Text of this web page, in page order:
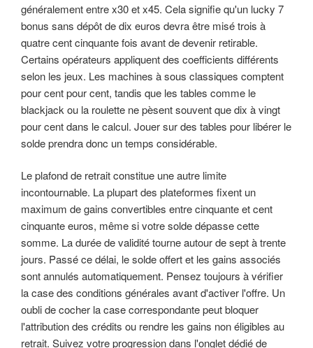
généralement entre x30 et x45. Cela signifie qu'un lucky 7
bonus sans dépôt de dix euros devra être misé trois à
quatre cent cinquante fois avant de devenir retirable.
Certains opérateurs appliquent des coefficients différents
selon les jeux. Les machines à sous classiques comptent
pour cent pour cent, tandis que les tables comme le
blackjack ou la roulette ne pèsent souvent que dix à vingt
pour cent dans le calcul. Jouer sur des tables pour libérer le
solde prendra donc un temps considérable.
Le plafond de retrait constitue une autre limite
incontournable. La plupart des plateformes fixent un
maximum de gains convertibles entre cinquante et cent
cinquante euros, même si votre solde dépasse cette
somme. La durée de validité tourne autour de sept à trente
jours. Passé ce délai, le solde offert et les gains associés
sont annulés automatiquement. Pensez toujours à vérifier
la case des conditions générales avant d'activer l'offre. Un
oubli de cocher la case correspondante peut bloquer
l'attribution des crédits ou rendre les gains non éligibles au
retrait. Suivez votre progression dans l'onglet dédié de